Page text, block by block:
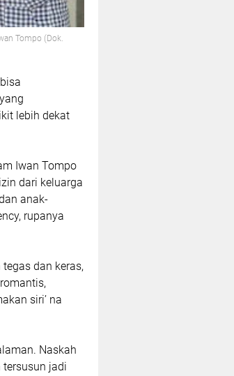
Tompo (Dok.
lebih dekat
Iwan Tompo
dari keluarga
anak-
rupanya
dan keras,
siri’ na
Naskah
jadi